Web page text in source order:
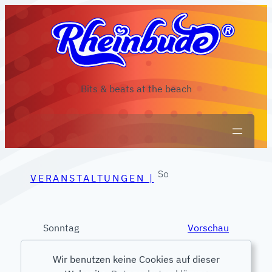
Zum
Inhalt
Bits & beats at the beach
VERANSTALTUNGEN | So
Sonntag
Vorschau
Wir benutzen keine Cookies auf dieser